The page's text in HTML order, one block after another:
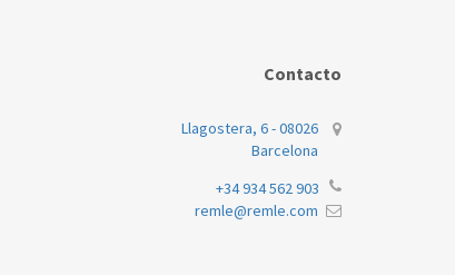
Contacto
Llagostera, 6 - 08026
Barcelona
+34 934 562 903
remle@remle.com